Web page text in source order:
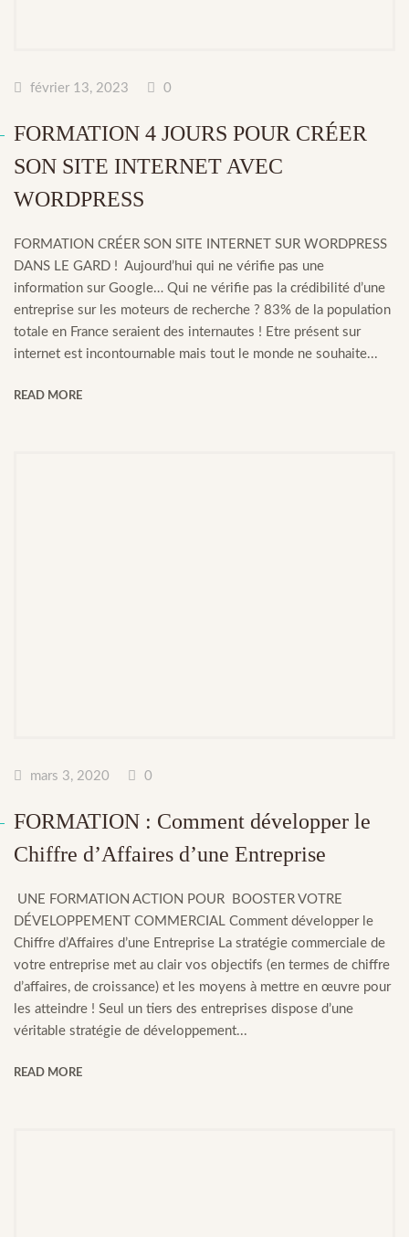
février 13, 2023 0
FORMATION 4 JOURS POUR CRÉER
SON SITE INTERNET AVEC
WORDPRESS
FORMATION CRÉER SON SITE INTERNET SUR WORDPRESS
DANS LE GARD ! Aujourd’hui qui ne vérifie pas une
information sur Google… Qui ne vérifie pas la crédibilité d’une
entreprise sur les moteurs de recherche ? 83% de la population
totale en France seraient des internautes ! Etre présent sur
internet est incontournable mais tout le monde ne souhaite...
READ MORE
mars 3, 2020 0
FORMATION : Comment développer le
Chiffre d’Affaires d’une Entreprise
UNE FORMATION ACTION POUR BOOSTER VOTRE
DÉVELOPPEMENT COMMERCIAL Comment développer le
Chiffre d’Affaires d’une Entreprise La stratégie commerciale de
votre entreprise met au clair vos objectifs (en termes de chiffre
d’affaires, de croissance) et les moyens à mettre en œuvre pour
les atteindre ! Seul un tiers des entreprises dispose d’une
véritable stratégie de développement...
READ MORE